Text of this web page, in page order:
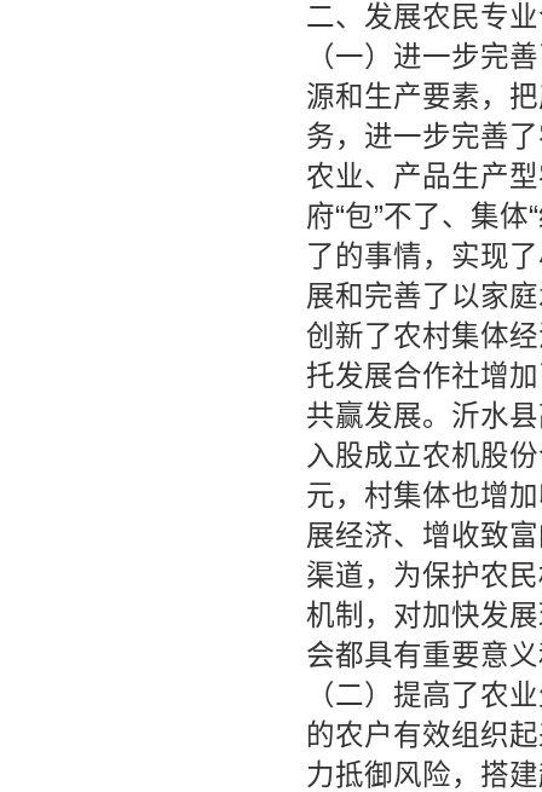
二、发展农民专
（一）进一步完
源和生产要素，
务，进一步完善
农业、产品生产
府“包”不了、集体
了的事情，实现
展和完善了以家
创新了农村集体
托发展合作社增
共赢发展。沂水
入股成立农机股
元，村集体也增
展经济、增收致
渠道，为保护农
机制，对加快发
会都具有重要意
（二）提高了农
的农户有效组织
力抵御风险，搭